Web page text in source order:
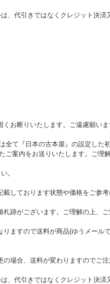
、代引きではなくクレジット決済
お断りいたします。ご遠慮願い
て『日本の古本屋』の設定した
案内をお送りいたします。ご理
。
しております状態や価格をご参考
跡がございます。ご理解の上、ご
ますので送料が商品(ゆうメール
場合、送料が変わりますのでご注
、代引きではなくクレジット決済